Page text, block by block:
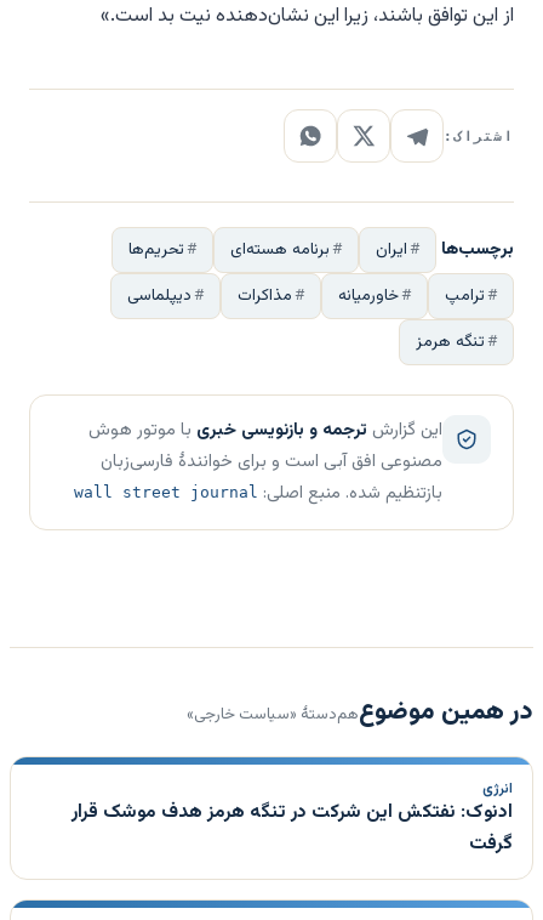
از این توافق باشند، زیرا این نشان‌دهنده نیت بد است.»
اشتراک:
برچسب‌ها ایران برنامه هسته‌ای
تحریم‌ها
ترامپ
خاورمیانه مذاکرات
دیپلماسی
تنگه هرمز
این گزارش ترجمه و بازنویسی خبری با موتور هوش
مصنوعی افق آبی است و برای خوانندهٔ فارسی‌زبان
بازتنظیم شده. منبع اصلی: wall street journal
در همین موضوعهم‌دستهٔ «سیاست خارجی»
انرژی
ادنوک: نفتکش این شرکت در تنگه هرمز هدف موشک قرار
گرفت